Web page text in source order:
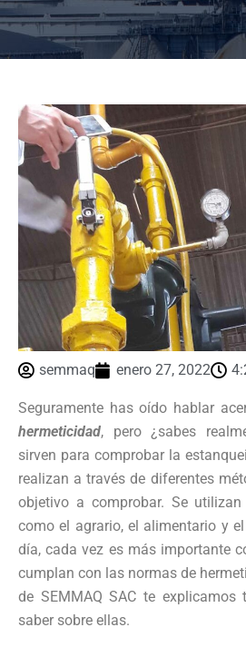
semmaq enero 27, 2022
Seguramente has oído hablar
hermeticidad, pero ¿sabes
sirven para comprobar la
realizan a través de diferentes
objetivo a comprobar. Se
como el agrario, el alimentario y
día, cada vez es más importante
cumplan con las normas de
de SEMMAQ SAC te
saber sobre ellas.